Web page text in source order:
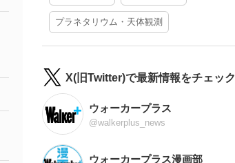
プラネタリウム・天体観測
X(旧Twitter)で最新情報をチェック
ウォーカープラス
@walkerplus_news
ウォーカープラス漫画部